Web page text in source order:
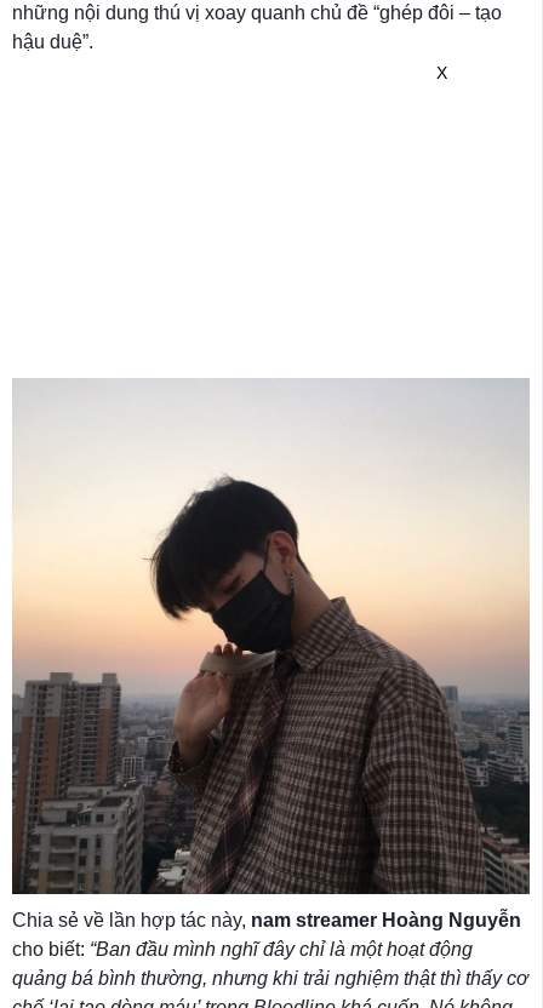
những nội dung thú vị xoay quanh chủ đề “ghép đôi – tạo
hậu duệ”.
X
Chia sẻ về lần hợp tác này, nam streamer Hoàng Nguyễn
cho biết: “Ban đầu mình nghĩ đây chỉ là một hoạt động
quảng bá bình thường, nhưng khi trải nghiệm thật thì thấy cơ